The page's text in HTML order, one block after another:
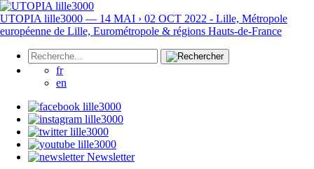
UTOPIA lille3000 — 14 MAI › 02 OCT 2022 - Lille, Métropole
européenne de Lille, Eurométropole & régions Hauts-de-France
fr
en
Newsletter